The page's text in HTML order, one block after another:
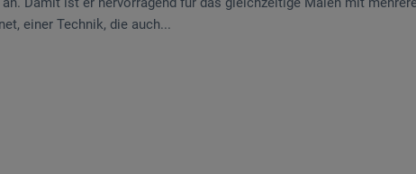
einer Technik, die auch...